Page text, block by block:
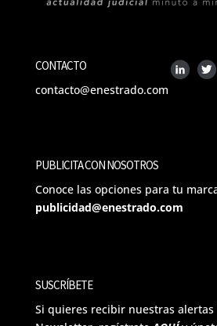
CONTACTO
contacto@enestrado.com
PUBLICITA CON NOSOTROS
Conoce las opciones para tu
publicidad@enestrado.com
SUSCRÍBETE
Si quieres recibir nuestras alertas